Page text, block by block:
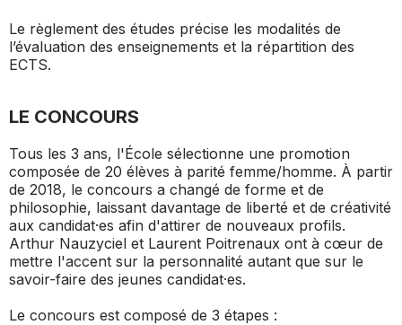
Le règlement des études précise les modalités de
l’évaluation des enseignements et la répartition des
ECTS.
LE CONCOURS
Tous les 3 ans, l'École sélectionne une promotion
composée de 20 élèves à parité femme/homme. À partir
de 2018, le concours a changé de forme et de
philosophie, laissant davantage de liberté et de créativité
aux candidat·es afin d'attirer de nouveaux profils.
Arthur Nauzyciel et Laurent Poitrenaux ont à cœur de
mettre l'accent sur la personnalité autant que sur le
savoir-faire des jeunes candidat·es.
Le concours est composé de 3 étapes :